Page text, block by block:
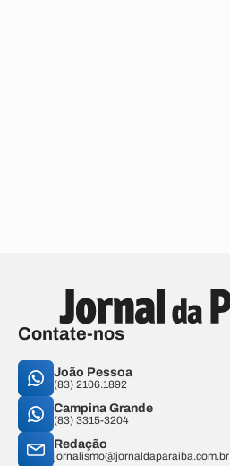
Contate-nos
João Pessoa
(83) 2106.1892
Campina Grande
(83) 3315-3204
Redação
jornalismo@jornaldaparaiba.com.br